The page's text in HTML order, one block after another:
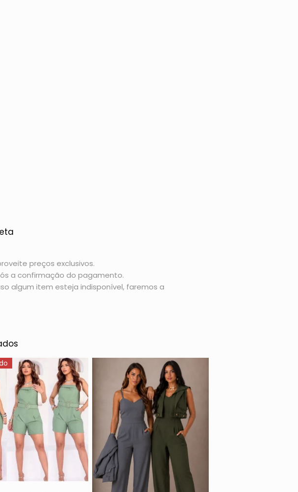
preços exclusivos.
a confirmação do pagamento.
algum item esteja indisponível, faremos a